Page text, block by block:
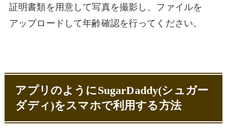
証明書類を用意して写真を撮影し、ファイルを
アップロードして年齢確認を行ってください。
アプリのようにSugarDaddy(シュガー
ダディ)をスマホで利用する方法